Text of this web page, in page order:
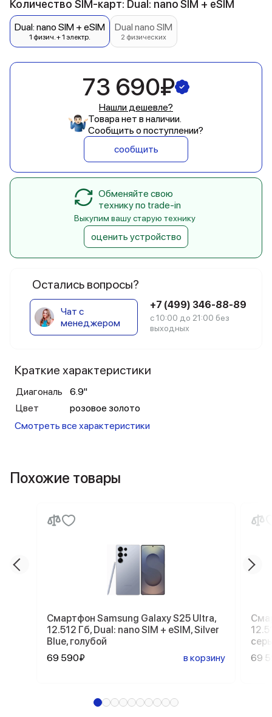
Остались вопросы?
Чат с
менеджером
+7 (499) 346-88-89
с 10:00 до 21:00 без
выходных
Краткие характеристики
Диагональ
6.9"
Цвет
розовое золото
Смотреть все характеристики
Количество SIM-карт: Dual: nano SIM + eSIM
Dual: nano SIM + eSIM
1 физич. + 1 электр.
Dual nano SIM
2 физических
73 690₽
Нашли дешевле?
Товара нет в наличии.
Сообщить о поступлении?
сообщить
Обменяйте свою
технику по trade-in
Выкупим вашу старую технику
оценить устройство
Похожие товары
Смартфон Samsung Galaxy S25 Ultra,
12.512 Гб, Dual: nano SIM + eSIM, Silver
Blue, голубой
69 590₽
в корзину
69